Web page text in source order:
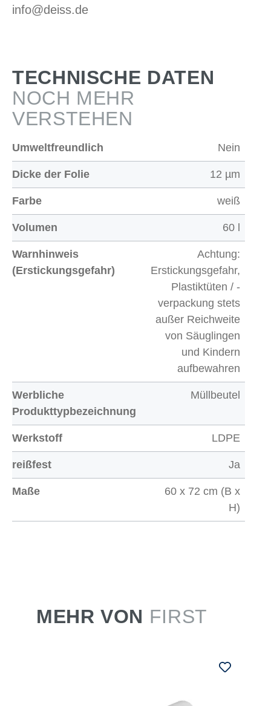
info@deiss.de
TECHNISCHE DATEN
NOCH MEHR
VERSTEHEN
Umweltfreundlich Nein
Dicke der Folie 12 µm
Farbe weiß
Volumen 60 l
Warnhinweis
(Erstickungsgefahr)
Achtung:
Erstickungsgefahr,
Plastiktüten / -
verpackung stets
außer Reichweite
von Säuglingen
und Kindern
aufbewahren
Werbliche
Produkttypbezeichnung
Müllbeutel
Werkstoff LDPE
reißfest Ja
Maße
60 x 72 cm (B x
H)
MEHR VON FIRST